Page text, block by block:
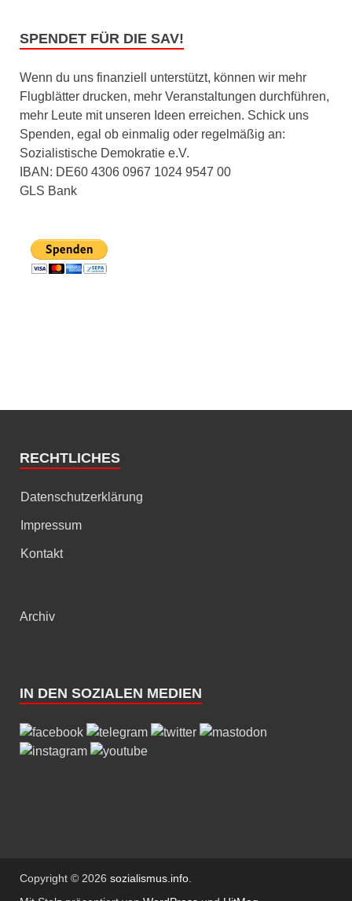
SPENDET FÜR DIE SAV!
Wenn du uns finanziell unterstützt, können wir mehr
Flugblätter drucken, mehr Veranstaltungen durchführen,
mehr Leute mit unseren Ideen erreichen. Schick uns
Spenden, egal ob einmalig oder regelmäßig an:
Sozialistische Demokratie e.V.
IBAN: DE60 4306 0967 1024 9547 00
GLS Bank
RECHTLICHES
Datenschutzerklärung
Impressum
Kontakt
Archiv
IN DEN SOZIALEN MEDIEN
Copyright © 2026 sozialismus.info